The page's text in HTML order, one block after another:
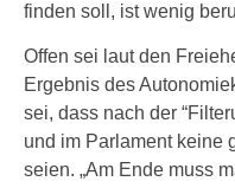
finden soll, ist wenig
Offen sei laut den
Ergebnis des
sei, dass nach der
und im Parlament keine
seien. „Am Ende muss